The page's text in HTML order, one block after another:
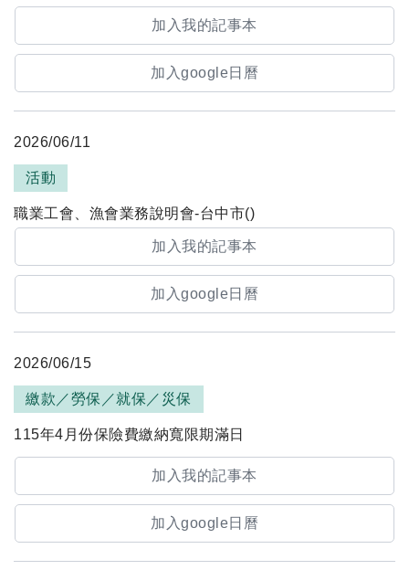
加入我的記事本
加入google日曆
2026/06/11
活動
職業工會、漁會業務說明會-台中市()
加入我的記事本
加入google日曆
2026/06/15
繳款／勞保／就保／災保
115年4月份保險費繳納寬限期滿日
加入我的記事本
加入google日曆